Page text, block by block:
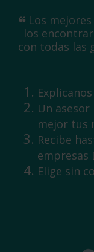
Los
los
con todas las
Un
mejor tus
Recibe
empresas
Elige sin